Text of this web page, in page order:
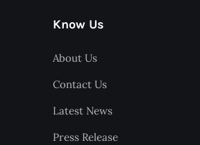
Know Us
About Us
Contact Us
Latest News
Press Release